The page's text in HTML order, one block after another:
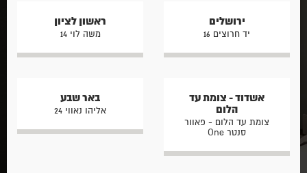
ירושלים
יד חרוצים 16
ראשון לציון
משה לוי 14
אשדוד - צומת עד
הלום
צומת עד הלום - פאוור
סנטר One
באר שבע
אליהו נאווי 24